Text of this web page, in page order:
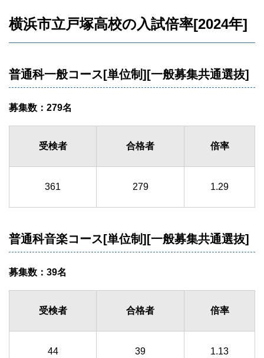
横浜市立戸塚高校の入試倍率[2024年]
普通科一般コース[単位制][一般募集共通選抜]
募集数：279名
受検者 合格者 倍率
361 279 1.29
普通科音楽コース[単位制][一般募集共通選抜]
募集数：39名
受検者 合格者 倍率
44 39 1.13